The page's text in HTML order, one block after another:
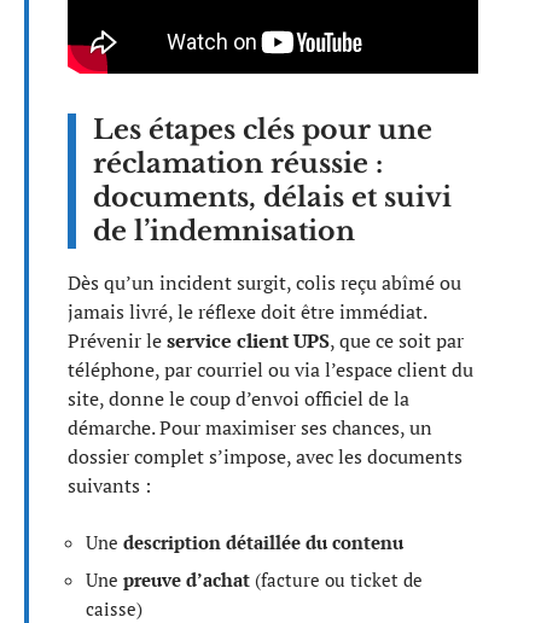
Les étapes clés pour une
réclamation réussie :
documents, délais et suivi
de l’indemnisation
Dès qu’un incident surgit, colis reçu abîmé ou
jamais livré, le réflexe doit être immédiat.
Prévenir leservice client UPS, que ce soit par
téléphone, par courriel ou via l’espace client du
site, donne le coup d’envoi officiel de la
démarche. Pour maximiser ses chances, un
dossier complet s’impose, avec les documents
suivants :
Une description détaillée du contenu
Une preuve d’achat (facture ou ticket de
caisse)